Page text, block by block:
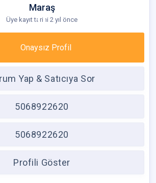
Maraş
Üye kayıt tarihi 2 yıl önce
Onaysız Profil
Yap & Satıcıya Sor
5068922620
5068922620
Profili Göster